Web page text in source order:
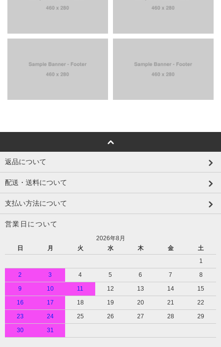
返品について
配送・送料について
支払い方法について
営業日について
2026年8月
日
月 火 水 木 金
土
1
2
3 4 5 6 7
8
9
10 11 12 13 14
15
16
17 18 19 20 21
22
23
24 25 26 27 28
29
30
31